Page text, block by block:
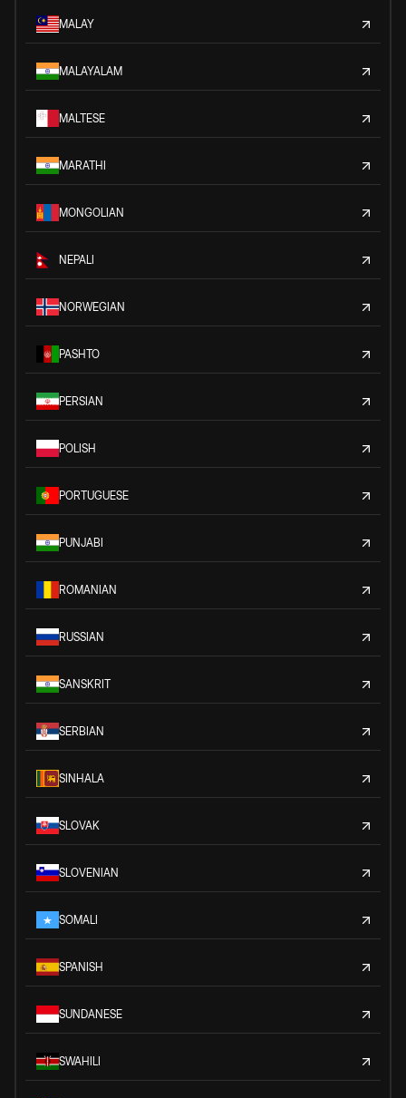
MALAY
MALAYALAM
MALTESE
MARATHI
MONGOLIAN
NEPALI
NORWEGIAN
PASHTO
PERSIAN
POLISH
PORTUGUESE
PUNJABI
ROMANIAN
RUSSIAN
SANSKRIT
SERBIAN
SINHALA
SLOVAK
SLOVENIAN
SOMALI
SPANISH
SUNDANESE
SWAHILI